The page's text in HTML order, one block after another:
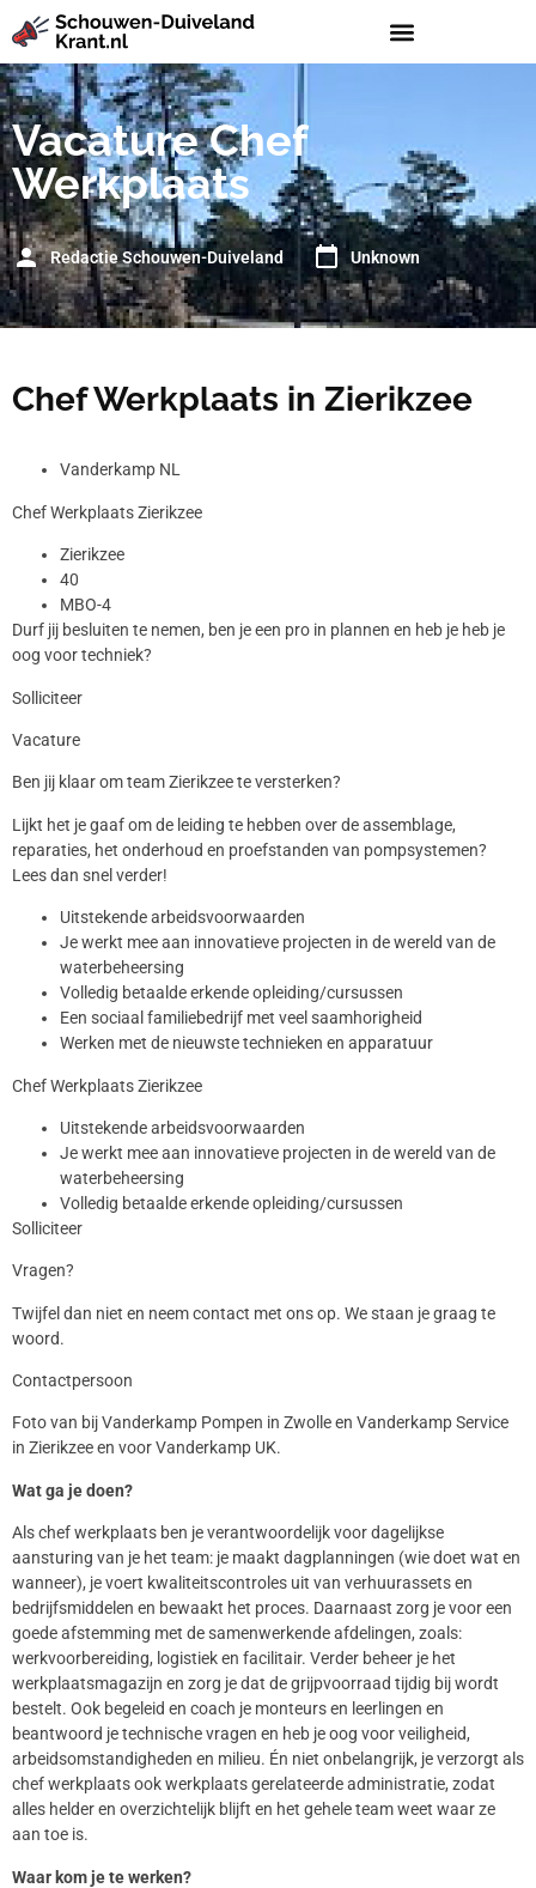
Vacature Chef
Werkplaats
Redactie Schouwen-Duiveland Unknown
Chef Werkplaats in Zierikzee
Vanderkamp NL
Chef Werkplaats Zierikzee
Zierikzee
40
MBO-4
Durf jij besluiten te nemen, ben je een pro in plannen en heb je heb je
oog voor techniek?
Solliciteer
Vacature
Ben jij klaar om team Zierikzee te versterken?
Lijkt het je gaaf om de leiding te hebben over de assemblage,
reparaties, het onderhoud en proefstanden van pompsystemen?
Lees dan snel verder!
Uitstekende arbeidsvoorwaarden
Je werkt mee aan innovatieve projecten in de wereld van de
waterbeheersing
Volledig betaalde erkende opleiding/cursussen
Een sociaal familiebedrijf met veel saamhorigheid
Werken met de nieuwste technieken en apparatuur
Chef Werkplaats Zierikzee
Uitstekende arbeidsvoorwaarden
Je werkt mee aan innovatieve projecten in de wereld van de
waterbeheersing
Volledig betaalde erkende opleiding/cursussen
Solliciteer
Vragen?
Twijfel dan niet en neem contact met ons op. We staan je graag te
woord.
Contactpersoon
Foto van bij Vanderkamp Pompen in Zwolle en Vanderkamp Service
in Zierikzee en voor Vanderkamp UK.
Wat ga je doen?
Als chef werkplaats ben je verantwoordelijk voor dagelijkse
aansturing van je het team: je maakt dagplanningen (wie doet wat en
wanneer), je voert kwaliteitscontroles uit van verhuurassets en
bedrijfsmiddelen en bewaakt het proces. Daarnaast zorg je voor een
goede afstemming met de samenwerkende afdelingen, zoals:
werkvoorbereiding, logistiek en facilitair. Verder beheer je het
werkplaatsmagazijn en zorg je dat de grijpvoorraad tijdig bij wordt
bestelt. Ook begeleid en coach je monteurs en leerlingen en
beantwoord je technische vragen en heb je oog voor veiligheid,
arbeidsomstandigheden en milieu. Én niet onbelangrijk, je verzorgt als
chef werkplaats ook werkplaats gerelateerde administratie, zodat
alles helder en overzichtelijk blijft en het gehele team weet waar ze
aan toe is.
Waar kom je te werken?